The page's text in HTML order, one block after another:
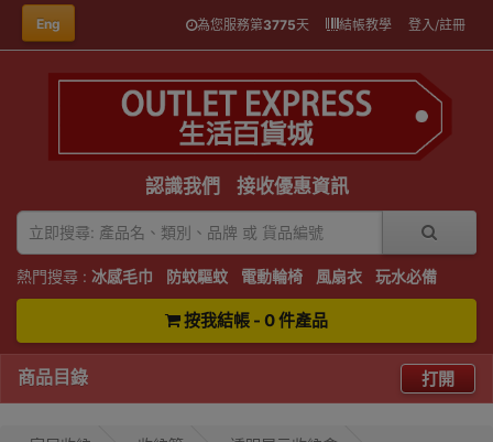
Eng 為您服務第3775天 結帳教學 登入/註冊
認識我們 接收優惠資訊
熱門搜尋 : 冰感毛巾 防蚊驅蚊 電動輪椅 風扇衣 玩水必備
按我結帳 - 0 件產品
商品目錄 打開